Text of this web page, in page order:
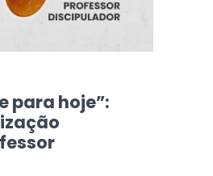
para hoje”: